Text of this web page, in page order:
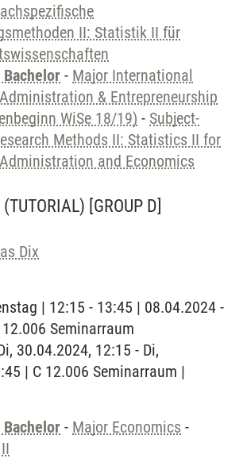
II: Statistik II für
Bachelor - Major International
& Entrepreneurship
WiSe 18/19) - Subject-
Methods II: Statistics II for
and Economics
[GROUP D]
Dix
| 12:15 - 13:45 | 08.04.2024 -
Seminarraum
30.04.2024, 12:15 - Di,
| C 12.006 Seminarraum |
Bachelor - Major Economics -